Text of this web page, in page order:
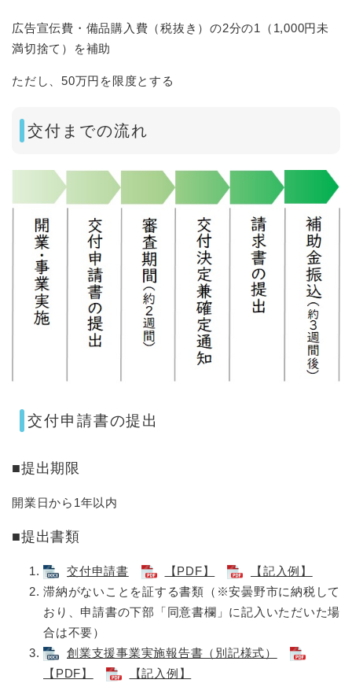
広告宣伝費・備品購入費（税抜き）の2分の1（1,000円未
満切捨て）を補助
ただし、50万円を限度とする
交付までの流れ
交付申請書の提出
■提出期限
開業日から1年以内
■提出書類
交付申請書 【PDF】
【記入例】
滞納がないことを証する書類（※安曇野市に納税して
おり、申請書の下部「同意書欄」に記入いただいた場
合は不要）
創業支援事業実施報告書（別記様式）
【PDF】
【記入例】